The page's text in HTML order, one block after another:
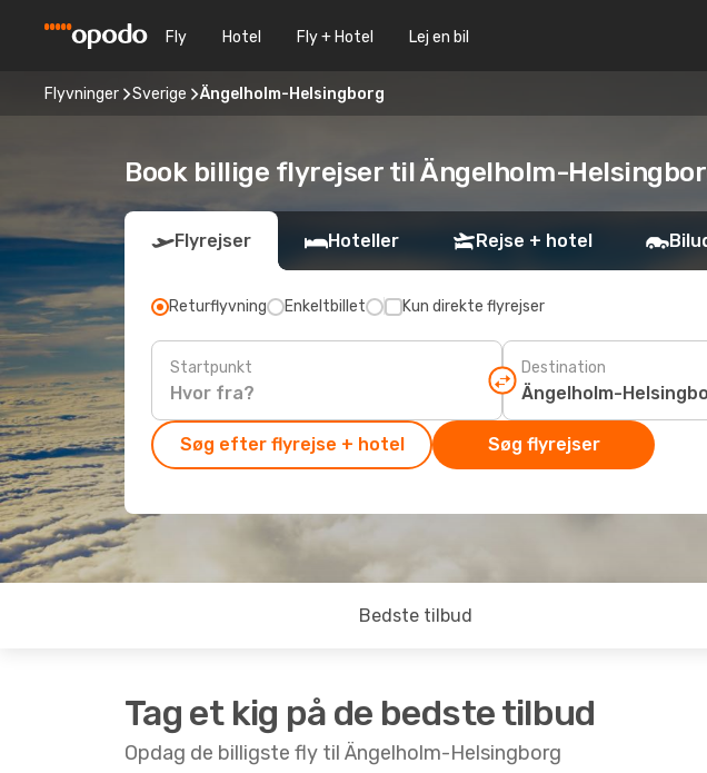
Fly Hotel Fly + Hotel Lej en bil
Flyvninger Sverige Ängelholm-Helsingborg
Book billige flyrejser til Ängelholm-
Flyrejser Hoteller Rejse + hotel
Returflyvning Enkeltbillet Kun direkte flyrejser
Startpunkt Destination
Søg efter flyrejse + hotel Søg flyrejser
Bedste tilbud
Tag et kig på de bedste tilbud
Opdag de billigste fly til Ängelholm-Helsingborg